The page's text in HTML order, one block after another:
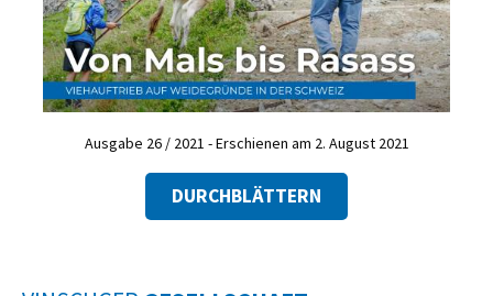
Ausgabe 26 / 2021 - Erschienen am 2. August 2021
DURCHBLÄTTERN